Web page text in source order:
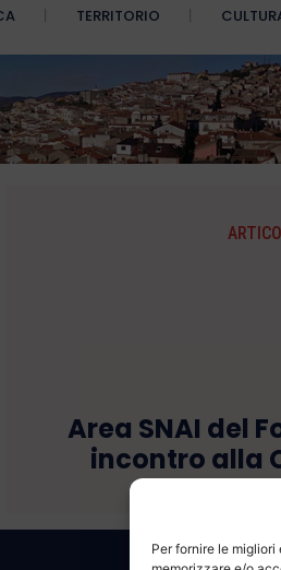
Per fornire le
TERRITORIO
Area SNAI del
incontro alla